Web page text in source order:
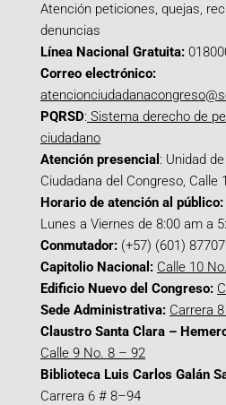
Atención peticiones, quejas,
denuncias
Línea Nacional Gratuita:
Correo electrónico:
PQRSD: Sistema derecho de
ciudadano
Atención presencial : Unidad
Ciudadana del Congreso, Calle
Horario de atención al público:
Lunes a Viernes de 8:00 am a
Conmutador: (+57) (601)
Capitolio Nacional: Calle 10
Edificio Nuevo del Congreso:
Sede Administrativa: Carrera
Claustro Santa Clara –
Calle 9 No. 8 – 92
Biblioteca Luis Carlos Galán
Carrera 6 # 8–94